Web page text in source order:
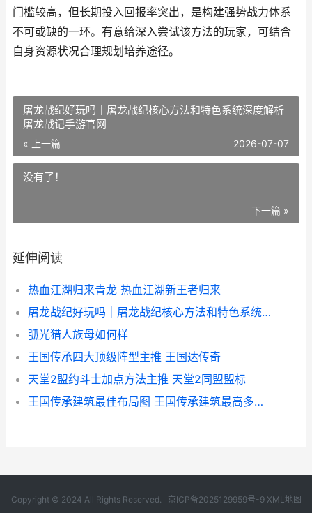
门槛较高，但长期投入回报率突出，是构建强势战力体系
不可或缺的一环。有意给深入尝试该方法的玩家，可结合
自身资源状况合理规划培养途径。
屠龙战纪好玩吗｜屠龙战纪核心方法和特色系统深度解析
屠龙战记手游官网
« 上一篇 2026-07-07
没有了！
下一篇 »
延伸阅读
热血江湖归来青龙 热血江湖新王者归来
屠龙战纪好玩吗｜屠龙战纪核心方法和特色系统深度解析 屠龙战记手游官网
弧光猎人族母如何样
王国传承四大顶级阵型主推 王国达传奇
天堂2盟约斗士加点方法主推 天堂2同盟盟标
王国传承建筑最佳布局图 王国传承建筑最高多少级
Copyright © 2024 All Rights Reserved. 京ICP备2025129959号-9 XML地图